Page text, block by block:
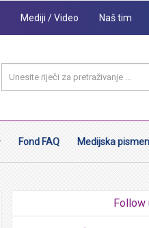
Mediji / Video Naš tim
Fond FAQ Medijska
Follow